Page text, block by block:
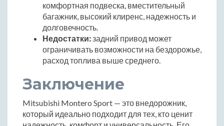
комфортная подвеска, вместительный
багажник, высокий клиренс, надежность и
долговечность.
Недостатки:задний привод может
ограничивать возможности на бездорожье,
расход топлива выше среднего.
Заключение
Mitsubishi Montero Sport — это внедорожник,
который идеально подходит для тех, кто ценит